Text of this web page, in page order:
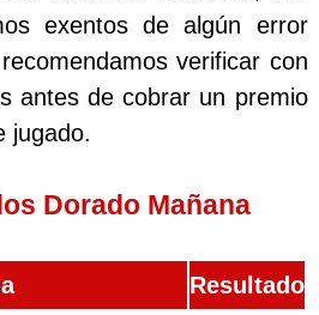
exentos de algún error
verificar con
antes de cobrar un premio
jugado.
Dorado Mañana
Resultado